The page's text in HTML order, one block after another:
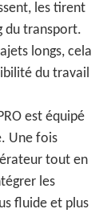
les tirent
du transport.
longs, cela
du travail
est équipé
Une fois
tout en
les
fluide et plus